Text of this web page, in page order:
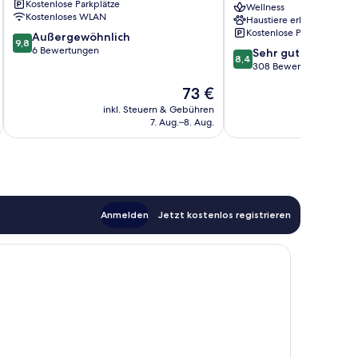
Kostenlose Parkplätze
Kostenloses WLAN
9.8
von
9,8 Außergewöhnlich
6 Bewertungen
Der
Preis
beträgt
73 €
inkl. Steuern & Gebühren
7. Aug.–8. Aug.
Rouergue
Villefranche-
de-
Rouergue
Wellness
Haustiere erlaubt
Kostenlose Parkplätze
8.4
von
Bewertungen
8,4 Sehr gut
308 Bewertungen
Anmelden Jetzt kostenlos registrieren